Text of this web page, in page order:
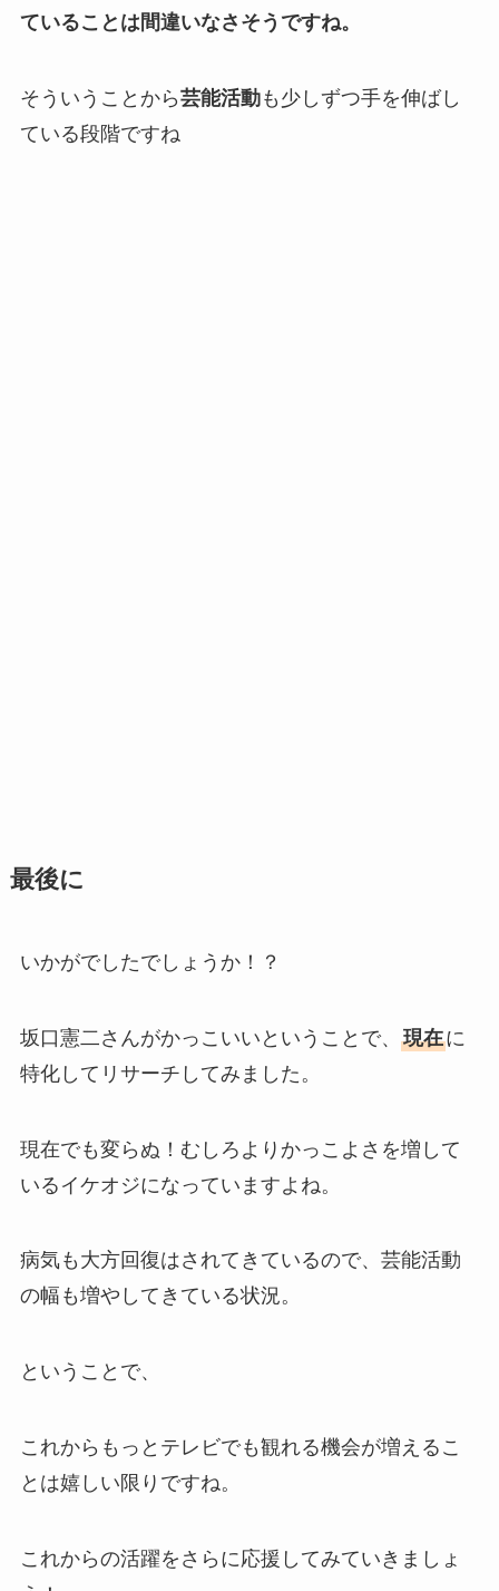
ていることは間違いなさそうですね。
そういうことから芸能活動も少しずつ手を伸ばし
ている段階ですね
最後に
いかがでしたでしょうか！？
坂口憲二さんがかっこいいということで、 現在に
特化してリサーチしてみました。
現在でも変らぬ！むしろよりかっこよさを増して
いるイケオジになっていますよね。
病気も大方回復はされてきているので、芸能活動
の幅も増やしてきている状況。
ということで、
これからもっとテレビでも観れる機会が増えるこ
とは嬉しい限りですね。
これからの活躍をさらに応援してみていきましょ